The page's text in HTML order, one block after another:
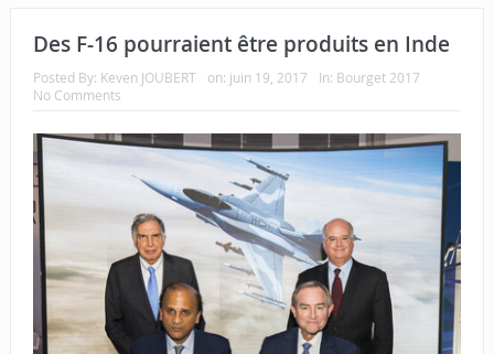
Des F-16 pourraient être produits en Inde
Posted By: Keven JOUBERT on: juin 19, 2017 In: Bourget 2017
No Comments